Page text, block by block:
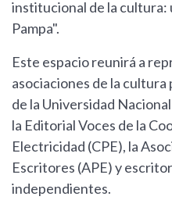
institucional de la cultura:
Pampa".
Este espacio reunirá a
asociaciones de la cultura
de la Universidad
la Editorial Voces de la
Electricidad (CPE), la
Escritores (APE) y
independientes.